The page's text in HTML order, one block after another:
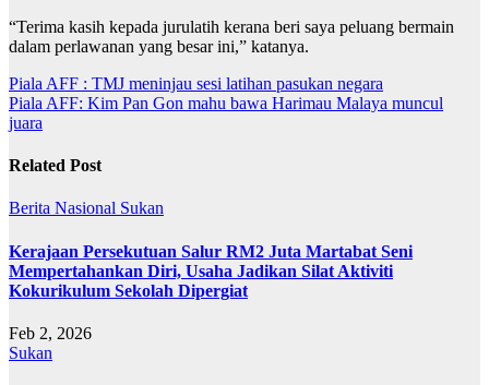
“Terima kasih kepada jurulatih kerana beri saya peluang bermain
dalam perlawanan yang besar ini,” katanya.
Post
navigation
Piala AFF : TMJ meninjau sesi latihan pasukan negara
Piala AFF: Kim Pan Gon mahu bawa Harimau Malaya muncul
juara
Related Post
Berita Nasional Sukan
Kerajaan Persekutuan Salur RM2 Juta Martabat Seni
Mempertahankan Diri, Usaha Jadikan Silat Aktiviti
Kokurikulum Sekolah Dipergiat
Feb 2, 2026
Sukan